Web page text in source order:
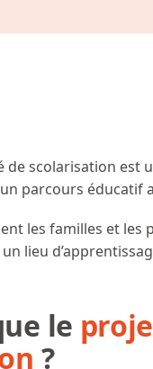
de scolarisation est
parcours éducatif
les familles et
lieu
le
?